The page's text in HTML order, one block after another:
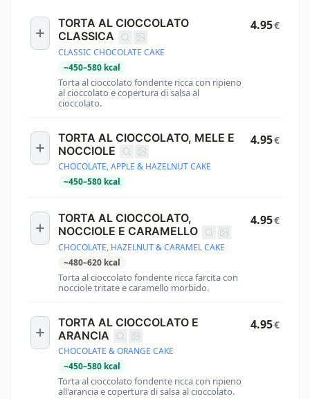
TORTA AL CIOCCOLATO
CLASSICA
CLASSIC CHOCOLATE CAKE
~450–580 kcal
Torta al cioccolato fondente ricca con ripieno
al cioccolato e copertura di salsa al
cioccolato.
4.95€
TORTA AL CIOCCOLATO, MELE E
NOCCIOLE
CHOCOLATE, APPLE & HAZELNUT CAKE
~450–580 kcal
4.95€
TORTA AL CIOCCOLATO,
NOCCIOLE E CARAMELLO
CHOCOLATE, HAZELNUT & CARAMEL CAKE
~480–620 kcal
Torta al cioccolato fondente ricca farcita con
nocciole tritate e caramello morbido.
4.95€
TORTA AL CIOCCOLATO E
ARANCIA
CHOCOLATE & ORANGE CAKE
~450–580 kcal
Torta al cioccolato fondente ricca con ripieno
all'arancia e copertura di salsa al cioccolato.
4.95€